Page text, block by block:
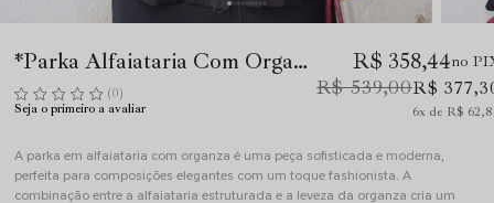
*Parka Alfaiataria Com Organza Preto
(0)
Seja o primeiro a avaliar
R$ 358,44no
R$ 539,00R$
6x R$
A parka em alfaiataria com organza é uma peça sofisticada e moderna,
perfeita para composições elegantes com um toque fashionista. A
combinação entre a alfaiataria estruturada e a leveza da organza cria um